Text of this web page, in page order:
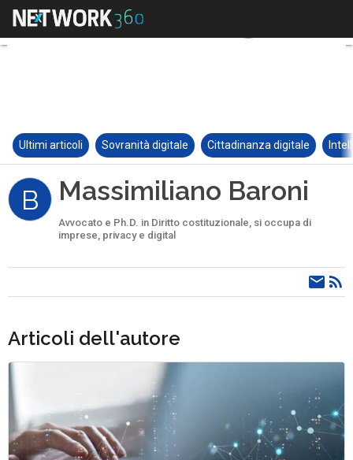
Ultimi articoli Sovranità digitale Cittadinanza digitale
B Massimiliano Baroni
Avvocato e Ph.D. in Diritto costituzionale, si occupa di
imprese, privacy e digital
Articoli dell'autore